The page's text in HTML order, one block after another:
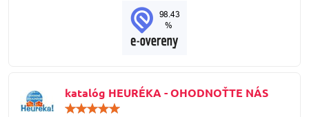
katalóg HEURÉKA - OHODNOŤTE NÁS